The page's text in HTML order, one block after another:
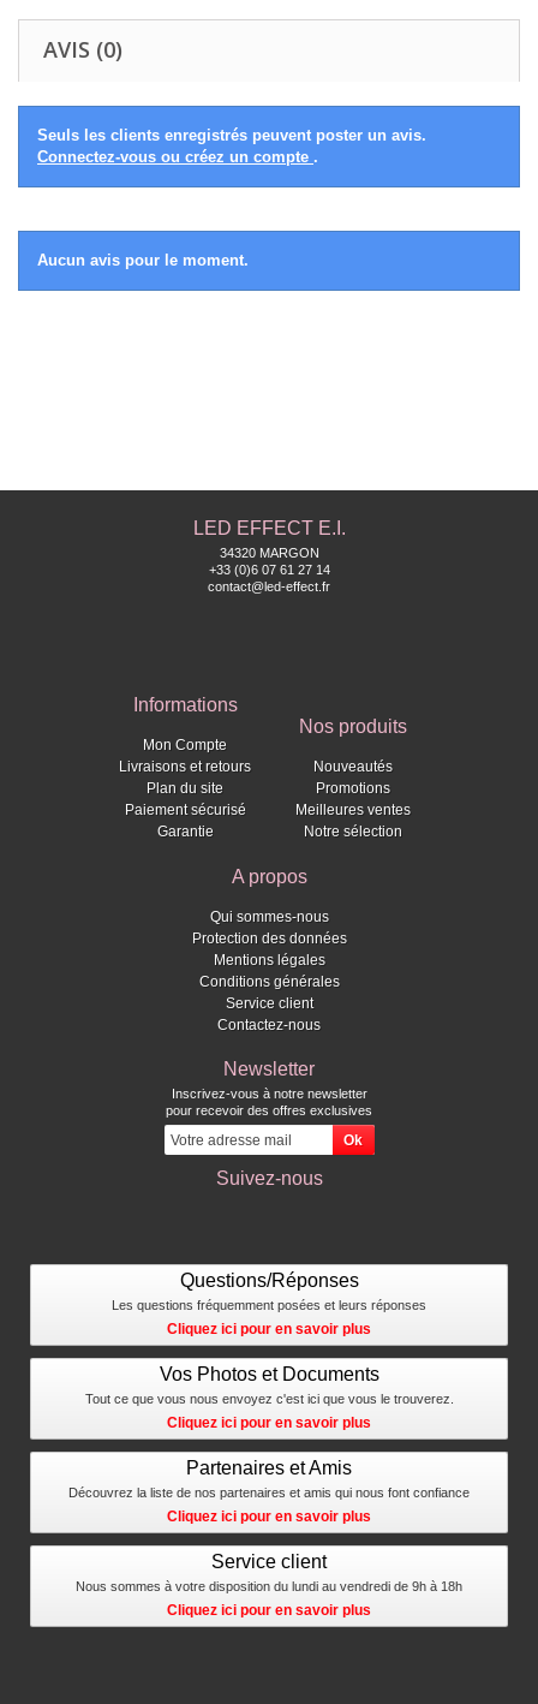
AVIS (0)
Seuls les clients enregistrés peuvent poster un avis.
Connectez-vous ou créez un compte .
Aucun avis pour le moment.
LED EFFECT E.I.
34320 MARGON
+33 (0)6 07 61 27 14
contact@led-effect.fr
Informations
Mon Compte
Livraisons et retours
Plan du site
Paiement sécurisé
Garantie
Nos produits
Nouveautés
Promotions
Meilleures ventes
Notre sélection
A propos
Qui sommes-nous
Protection des données
Mentions légales
Conditions générales
Service client
Contactez-nous
Newsletter
Inscrivez-vous à notre newsletter
pour recevoir des offres exclusives
Suivez-nous
Questions/Réponses
Les questions fréquemment posées et leurs réponses
Cliquez ici pour en savoir plus
Vos Photos et Documents
Tout ce que vous nous envoyez c'est ici que vous le trouverez.
Cliquez ici pour en savoir plus
Partenaires et Amis
Découvrez la liste de nos partenaires et amis qui nous font confiance
Cliquez ici pour en savoir plus
Service client
Nous sommes à votre disposition du lundi au vendredi de 9h à 18h
Cliquez ici pour en savoir plus